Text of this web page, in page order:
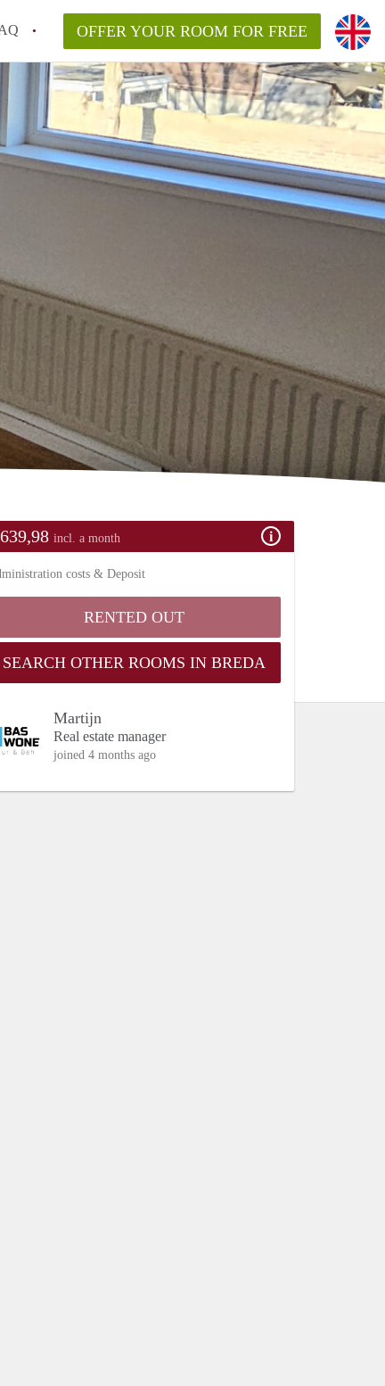
OFFER YOUR ROOM FOR FREE
incl. a month
costs & Deposit
RENTED OUT
SEARCH OTHER ROOMS IN BREDA
Martijn
Real estate manager
joined 4 months ago